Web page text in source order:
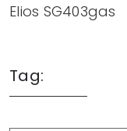
Elios SG403gas
Tag: